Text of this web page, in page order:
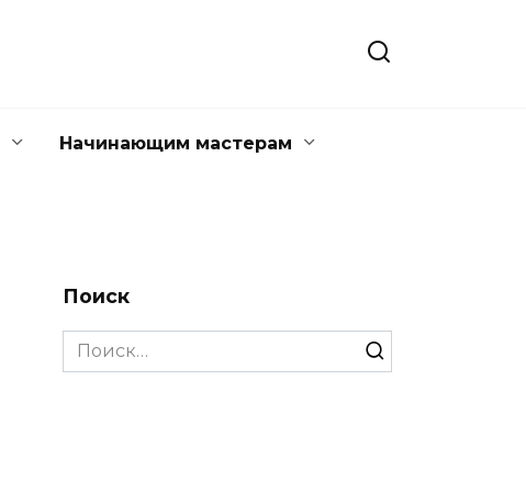
Начинающим мастерам
Поиск
Search
for: